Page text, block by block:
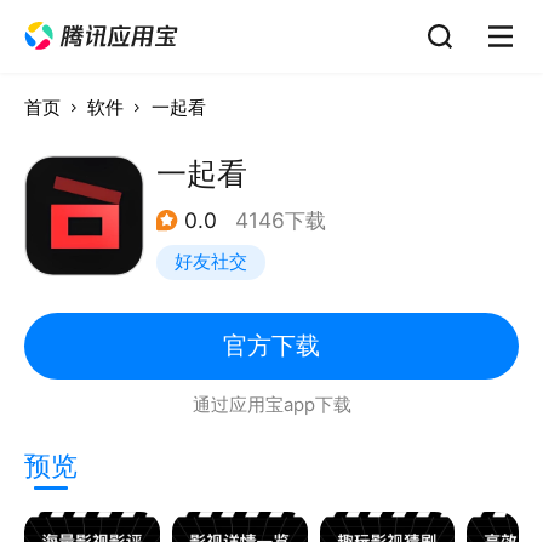
首页 软件 一起看
一起看
0.0 4146下载
好友社交
官方下载
通过应用宝app下载
预览